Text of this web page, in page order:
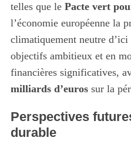
telles que le Pacte vert
l’économie européenne la
climatiquement neutre
objectifs ambitieux et en
financières significatives,
milliards d’eurossur la
Perspectives
durable